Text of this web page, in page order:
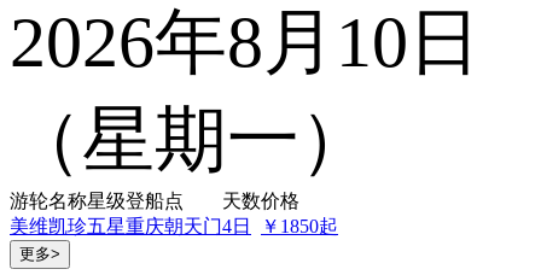
2026年8月10日
（星期一）
游轮名称星级登船点 天数价格
美维凯珍五星重庆朝天门4日 ￥1850起
更多>